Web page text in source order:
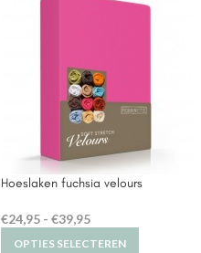
Hoeslaken fuchsia velours
€24,95 - €39,95
OPTIES SELECTEREN